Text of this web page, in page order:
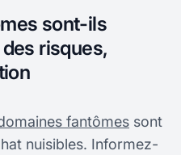
sont-ils
risques,
fantômes sont
nuisibles. Informez-